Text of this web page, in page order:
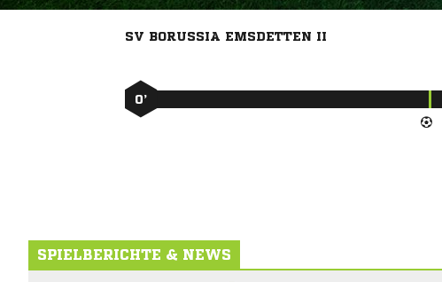
SV BORUSSIA EMSDETTEN II
0’
SPIELBERICHTE & NEWS